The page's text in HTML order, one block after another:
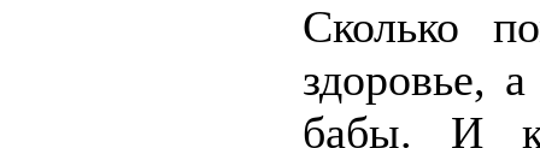
Сколько
здоровье,
бабы. И